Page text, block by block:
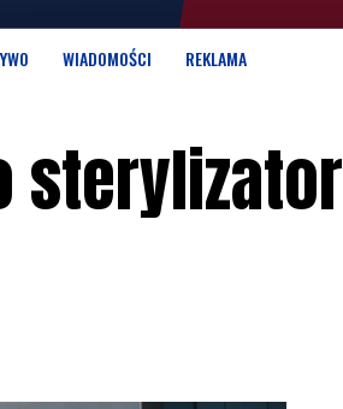
WIADOMOŚCI REKLAMA
sterylizator